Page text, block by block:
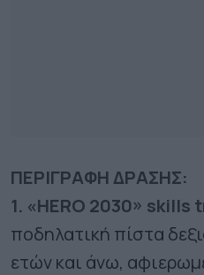
ΠΕΡΙΓΡΑΦΗ ΔΡΑΣΗΣ:
1. «HERO 2030» skills
ποδηλατική πίστα
ετών και άνω,